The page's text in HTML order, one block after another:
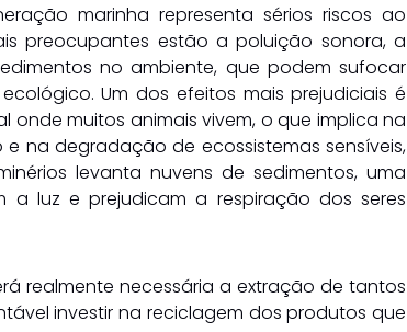
marinha representa sérios riscos ao
preocupantes estão a poluição sonora, a
no ambiente, que podem sufocar
Um dos efeitos mais prejudiciais é
muitos animais vivem, o que implica na
na degradação de ecossistemas sensíveis,
levanta nuvens de sedimentos, uma
a luz e prejudicam a respiração dos seres
realmente necessária a extração de tantos
investir na reciclagem dos produtos que